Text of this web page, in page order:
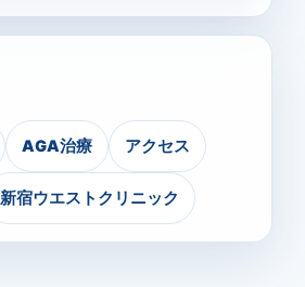
AGA治療 アクセス
新宿ウエストクリニック